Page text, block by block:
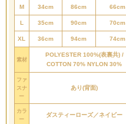
M 34cm 86cm 66cm
L 35cm 90cm 70cm
XL 36cm 94cm 74cm
素材
POLYESTER 100%(表裏共) /
COTTON 70% NYLON 30%
ファ
スナ
ー
あり(背面)
カラ
ー
ダスティーローズ／ネイビー